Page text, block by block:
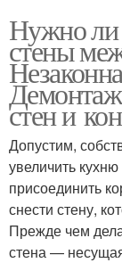
Нужно ли
стены
стен и
Допустим,
увеличить
присоединить
снести стену,
Прежде чем
стена —